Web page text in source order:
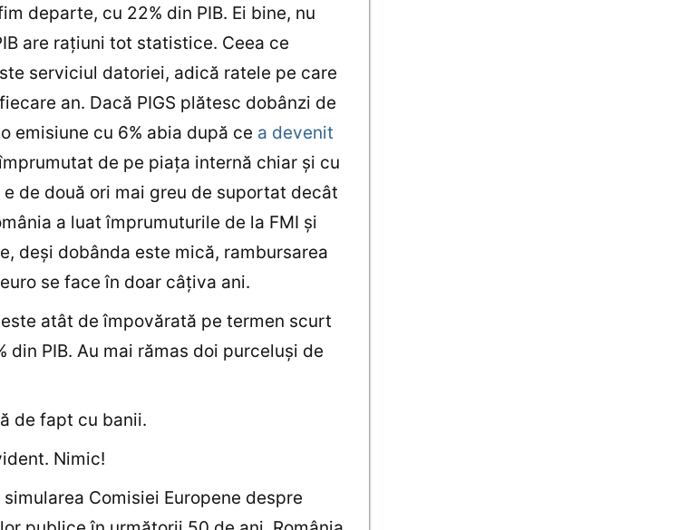
departe, cu 22% din PIB. Ei bine, nu
are raţiuni tot statistice. Ceea ce
serviciul datoriei, adică ratele pe care
an. Dacă PIGS plătesc dobânzi de
emisiune cu 6% abia după ce a devenit
de pe piaţa internă chiar şi cu
e de două ori mai greu de suportat decât
a luat împrumuturile de la FMI şi
deşi dobânda este mică, rambursarea
se face în doar câţiva ani.
atât de împovărată pe termen scurt
din PIB. Au mai rămas doi purceluşi de
de fapt cu banii.
Nimic!
Comisiei Europene despre